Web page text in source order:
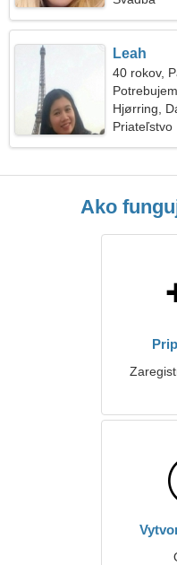
Leah
40 rokov,
Hjørring,
Priateľstvo
Ako